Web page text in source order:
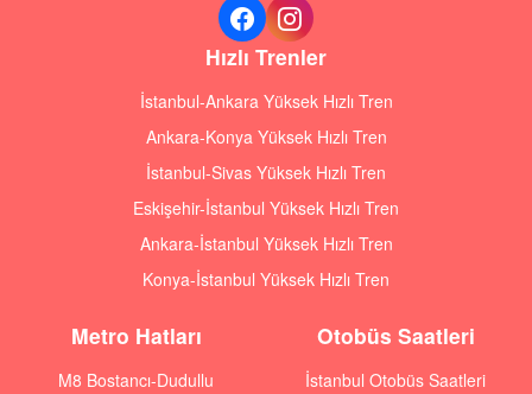
Hızlı Trenler
İstanbul-Ankara Yüksek Hızlı Tren
Ankara-Konya Yüksek Hızlı Tren
İstanbul-Sivas Yüksek Hızlı Tren
Eskişehir-İstanbul Yüksek Hızlı Tren
Ankara-İstanbul Yüksek Hızlı Tren
Konya-İstanbul Yüksek Hızlı Tren
Metro Hatları
M8 Bostancı-Dudullu
Otobüs Saatleri
İstanbul Otobüs Saatleri